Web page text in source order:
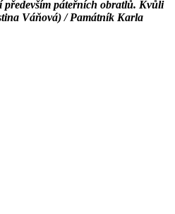
především páteřních obratlů. Kvůli
Váňová) / Památník Karla